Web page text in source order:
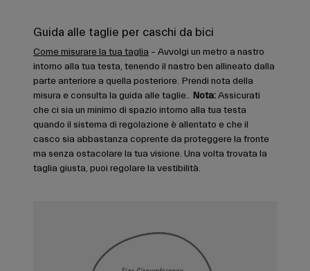
Guida alle taglie per caschi da bici
Come misurare la tua taglia – Avvolgi un metro a nastro
intorno alla tua testa, tenendo il nastro ben allineato dalla
parte anteriore a quella posteriore. Prendi nota della
misura e consulta la guida alle taglie.. Nota:Assicurati
che ci sia un minimo di spazio intorno alla tua testa
quando il sistema di regolazione è allentato e che il
casco sia abbastanza coprente da proteggere la fronte
ma senza ostacolare la tua visione. Una volta trovata la
taglia giusta, puoi regolare la vestibilità.